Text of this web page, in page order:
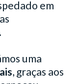
em
uma
, graças aos